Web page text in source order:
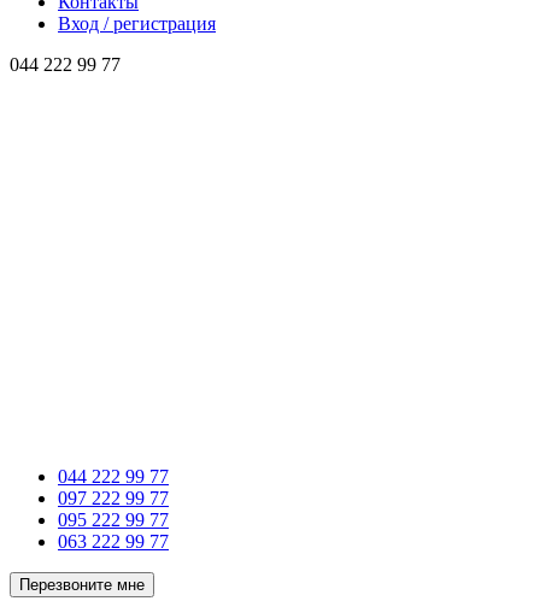
Вход / регистрация
044 222 99 77
044 222 99 77
097 222 99 77
095 222 99 77
063 222 99 77
Перезвоните мне